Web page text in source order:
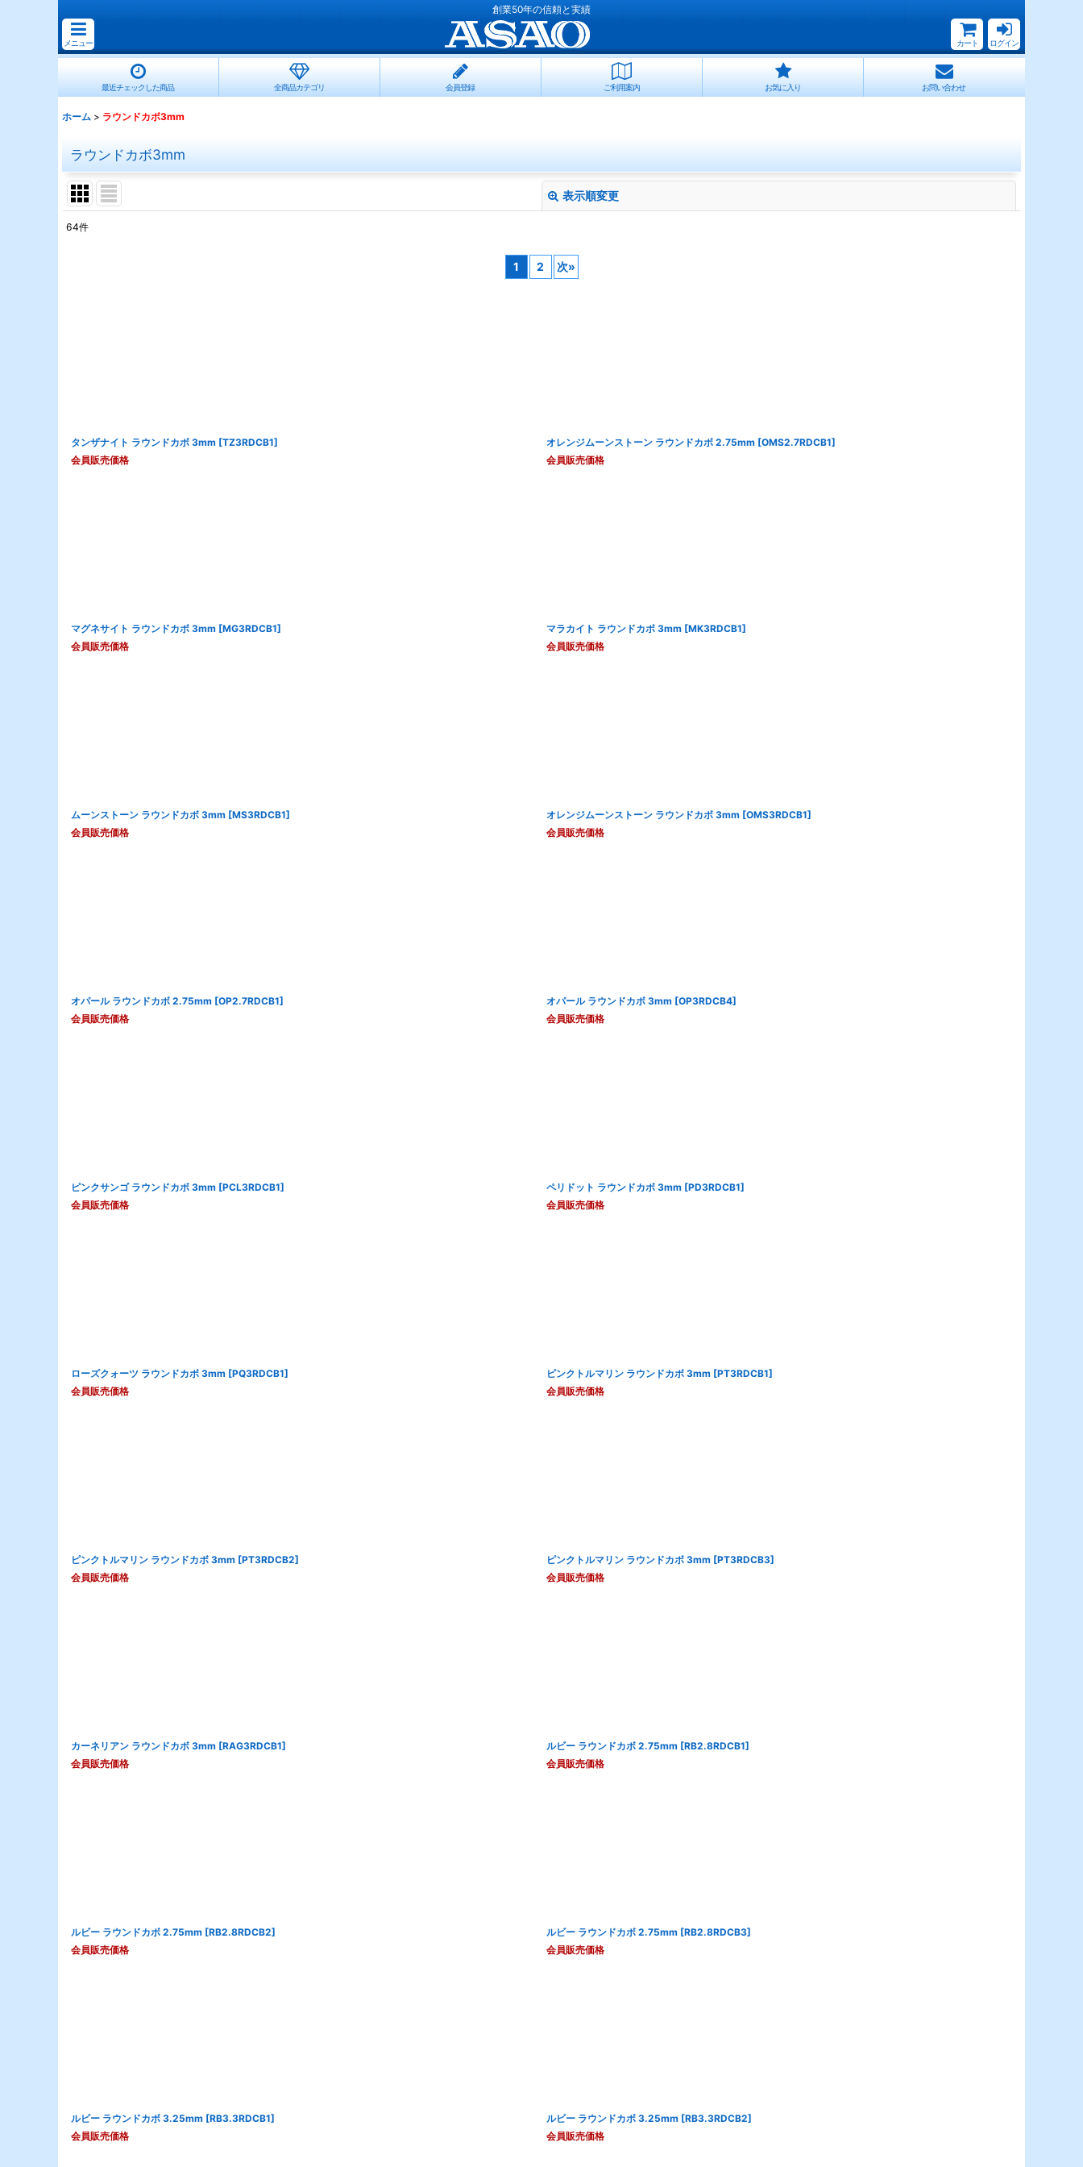
創業50年の信頼と実績
メニュー カート ログイン
最近チェックした商品 全商品カテゴリ 会員登録 ご利用案内 お気に入り お問い合わせ
ホーム > ラウンドカボ3mm
ラウンドカボ3mm
表示順変更
64件
1 2 次»
タンザナイト ラウンドカボ 3mm [TZ3RDCB1]
会員販売価格
オレンジムーンストーン ラウンドカボ 2.75mm [OMS2.7RDCB1]
会員販売価格
マグネサイト ラウンドカボ 3mm [MG3RDCB1]
会員販売価格
マラカイト ラウンドカボ 3mm [MK3RDCB1]
会員販売価格
ムーンストーン ラウンドカボ 3mm [MS3RDCB1]
会員販売価格
オレンジムーンストーン ラウンドカボ 3mm [OMS3RDCB1]
会員販売価格
オパール ラウンドカボ 2.75mm [OP2.7RDCB1]
会員販売価格
オパール ラウンドカボ 3mm [OP3RDCB4]
会員販売価格
ピンクサンゴ ラウンドカボ 3mm [PCL3RDCB1]
会員販売価格
ペリドット ラウンドカボ 3mm [PD3RDCB1]
会員販売価格
ローズクォーツ ラウンドカボ 3mm [PQ3RDCB1]
会員販売価格
ピンクトルマリン ラウンドカボ 3mm [PT3RDCB1]
会員販売価格
ピンクトルマリン ラウンドカボ 3mm [PT3RDCB2]
会員販売価格
ピンクトルマリン ラウンドカボ 3mm [PT3RDCB3]
会員販売価格
カーネリアン ラウンドカボ 3mm [RAG3RDCB1]
会員販売価格
ルビー ラウンドカボ 2.75mm [RB2.8RDCB1]
会員販売価格
ルビー ラウンドカボ 2.75mm [RB2.8RDCB2]
会員販売価格
ルビー ラウンドカボ 2.75mm [RB2.8RDCB3]
会員販売価格
ルビー ラウンドカボ 3.25mm [RB3.3RDCB1]
会員販売価格
ルビー ラウンドカボ 3.25mm [RB3.3RDCB2]
会員販売価格